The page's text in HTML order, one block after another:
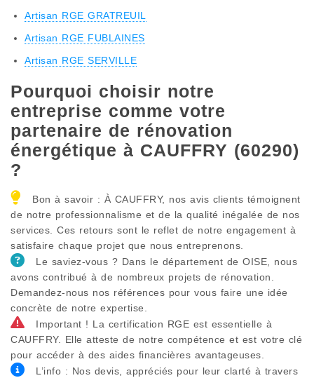
Artisan RGE GRATREUIL
Artisan RGE FUBLAINES
Artisan RGE SERVILLE
Pourquoi choisir notre
entreprise comme votre
partenaire de rénovation
énergétique à CAUFFRY (60290)
?
Bon à savoir : À CAUFFRY, nos avis clients témoignent
de notre professionnalisme et de la qualité inégalée de nos
services. Ces retours sont le reflet de notre engagement à
satisfaire chaque projet que nous entreprenons.
Le saviez-vous ? Dans le département de OISE, nous
avons contribué à de nombreux projets de rénovation.
Demandez-nous nos références pour vous faire une idée
concrète de notre expertise.
Important ! La certification RGE est essentielle à
CAUFFRY. Elle atteste de notre compétence et est votre clé
pour accéder à des aides financières avantageuses.
L’info : Nos devis, appréciés pour leur clarté à travers